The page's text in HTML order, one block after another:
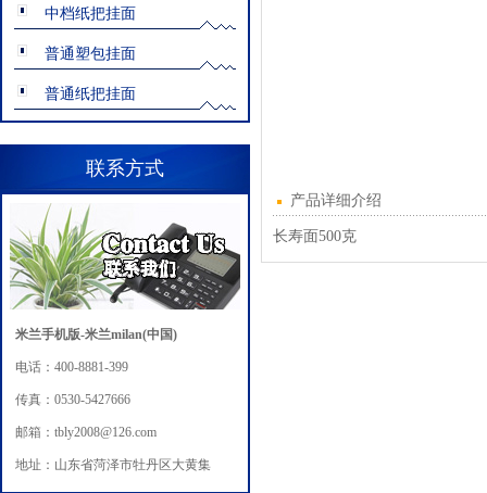
中档纸把挂面
普通塑包挂面
普通纸把挂面
联系方式
米兰手机版-米兰milan(中国)
电话：400-8881-399
传真：0530-5427666
邮箱：tbly2008@126.com
地址：山东省菏泽市牡丹区大黄集
产品详细介绍
长寿面500克